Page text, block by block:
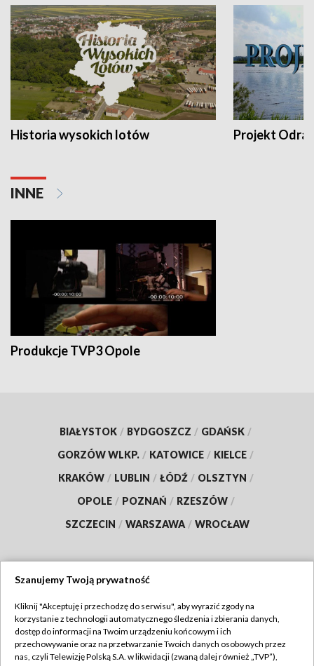
Historia wysokich lotów Projekt Odra
INNE
Produkcje TVP3 Opole
BIAŁYSTOK / BYDGOSZCZ / GDAŃSK /
GORZÓW WLKP. / KATOWICE / KIELCE /
KRAKÓW / LUBLIN / ŁÓDŹ / OLSZTYN /
OPOLE / POZNAŃ / RZESZÓW /
SZCZECIN / WARSZAWA / WROCŁAW
TVP
Abonament TVP
Regulamin TVP
Szanujemy Twoją prywatność
Kliknij "Akceptuję i przechodzę do serwisu", aby wyrazić zgody na
korzystanie z technologii automatycznego śledzenia i zbierania danych,
dostęp do informacji na Twoim urządzeniu końcowym i ich
przechowywanie oraz na przetwarzanie Twoich danych osobowych przez
nas, czyli Telewizję Polską S.A. w likwidacji (zwaną dalej również „TVP”),